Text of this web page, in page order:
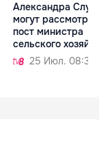
Александра
могут
пост министра
сельского
25 Июл. 08:36